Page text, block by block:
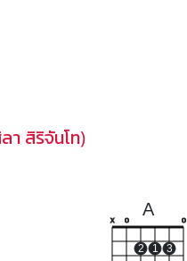
า สิริจันโท)
A
x o
2 1 3
o